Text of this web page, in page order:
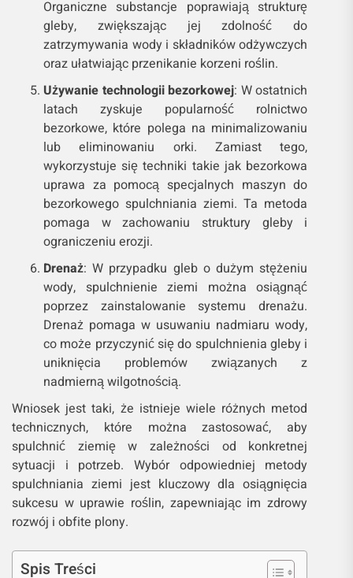
Organiczne substancje poprawiają strukturę
gleby, zwiększając jej zdolność do
zatrzymywania wody i składników odżywczych
oraz ułatwiając przenikanie korzeni roślin.
Używanie technologii bezorkowej: W ostatnich
latach zyskuje popularność rolnictwo
bezorkowe, które polega na minimalizowaniu
lub eliminowaniu orki. Zamiast tego,
wykorzystuje się techniki takie jak bezorkowa
uprawa za pomocą specjalnych maszyn do
bezorkowego spulchniania ziemi. Ta metoda
pomaga w zachowaniu struktury gleby i
ograniczeniu erozji.
Drenaż: W przypadku gleb o dużym stężeniu
wody, spulchnienie ziemi można osiągnąć
poprzez zainstalowanie systemu drenażu.
Drenaż pomaga w usuwaniu nadmiaru wody,
co może przyczynić się do spulchnienia gleby i
uniknięcia problemów związanych z
nadmierną wilgotnością.
Wniosek jest taki, że istnieje wiele różnych metod
technicznych, które można zastosować, aby
spulchnić ziemię w zależności od konkretnej
sytuacji i potrzeb. Wybór odpowiedniej metody
spulchniania ziemi jest kluczowy dla osiągnięcia
sukcesu w uprawie roślin, zapewniając im zdrowy
rozwój i obfite plony.
Spis Treści